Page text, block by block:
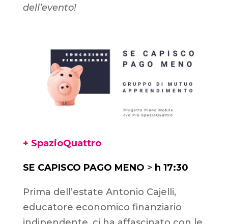
dell’evento!
+ SpazioQuattro
SE CAPISCO PAGO MENO > h 17:30
Prima dell’estate Antonio Cajelli,
educatore economico finanziario